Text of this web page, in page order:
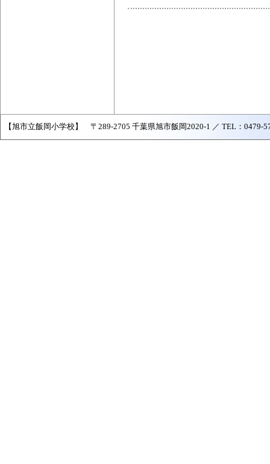
【旭市立飯岡小学校】 〒289-2705 千葉県旭市飯岡2020-1 ／ TEL：0479-